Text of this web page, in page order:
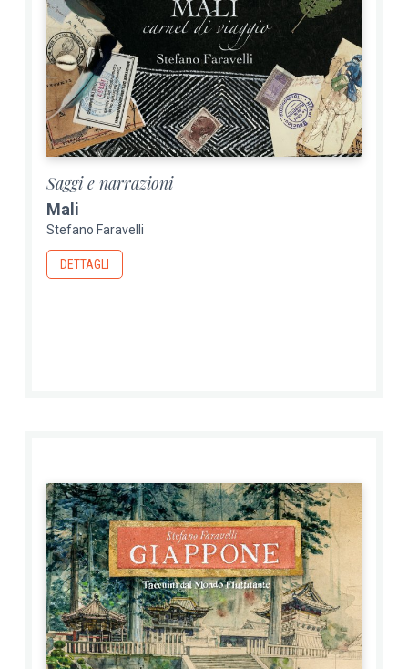
Saggi e narrazioni
Mali
Stefano Faravelli
DETTAGLI